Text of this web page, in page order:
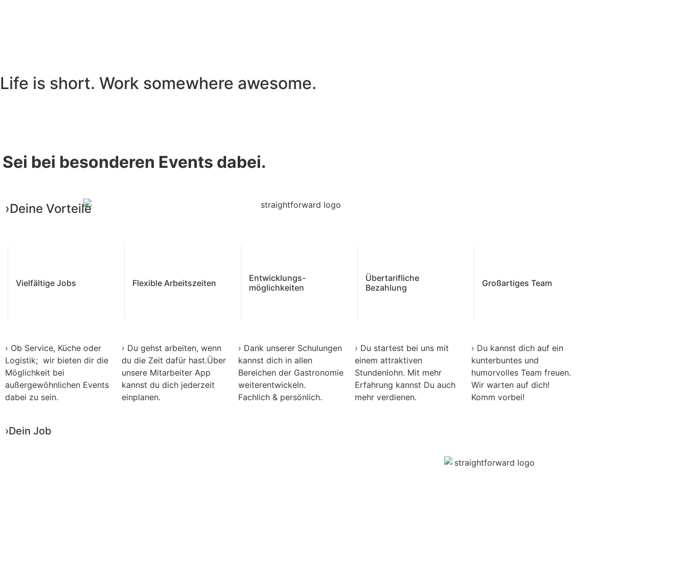
Life is short. Work somewhere awesome.
Sei bei besonderen Events dabei.
›Deine Vorteile
Vielfältige Jobs
› Ob Service, Küche oder
Logistik; wir bieten dir die
Möglichkeit bei
außergewöhnlichen Events
dabei zu sein.
Flexible Arbeitszeiten
› Du gehst arbeiten, wenn
du die Zeit dafür hast.Über
unsere Mitarbeiter App
kannst du dich jederzeit
einplanen.
Entwicklungs-
möglichkeiten
› Dank unserer Schulungen
kannst dich in allen
Bereichen der Gastronomie
weiterentwickeln.
Fachlich & persönlich.
Übertarifliche
Bezahlung
› Du startest bei uns mit
einem attraktiven
Stundenlohn. Mit mehr
Erfahrung kannst Du auch
mehr verdienen.
Großartiges Team
› Du kannst dich auf ein
kunterbuntes und
humorvolles Team freuen.
Wir warten auf dich!
Komm vorbei!
›Dein Job